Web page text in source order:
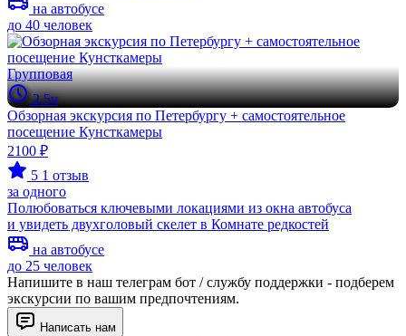
на автобусе
до 40 человек
Групповая
2.5ч
Обзорная экскурсия по Петербургу + самостоятельное
посещение Кунсткамеры
2100 ₽
5 1 отзыв
за одного
Полюбоваться ключевыми локациями из окна автобуса
и увидеть двухголовый скелет в Комнате редкостей
на автобусе
до 25 человек
Напишите в наш телеграм бот / службу поддержки - подберем
экскурсии по вашим предпочтениям.
Написать нам